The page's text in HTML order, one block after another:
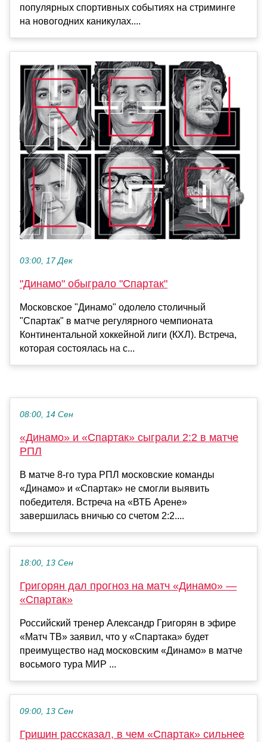
популярных спортивных событиях на стриминге
на новогодних каникулах....
03:00, 17 Дек
"Динамо" обыграло "Спартак"
Московское "Динамо" одолело столичный
"Спартак" в матче регулярного чемпионата
Континентальной хоккейной лиги (КХЛ). Встреча,
которая состоялась на с...
08:00, 14 Сен
«Динамо» и «Спартак» сыграли 2:2 в матче
РПЛ
В матче 8-го тура РПЛ московские команды
«Динамо» и «Спартак» не смогли выявить
победителя. Встреча на «ВТБ Арене»
завершилась вничью со счетом 2:2....
18:00, 13 Сен
Григорян дал прогноз на матч «Динамо» —
«Спартак»
Российский тренер Александр Григорян в эфире
«Матч ТВ» заявил, что у «Спартака» будет
преимущество над московским «Динамо» в матче
восьмого тура МИР ...
09:00, 13 Сен
Гришин рассказал, в чем «Спартак» сильнее